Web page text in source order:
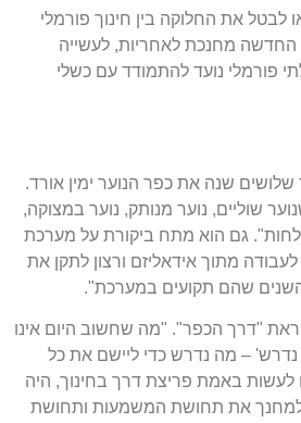
לבטל את החלוקה בין חינוך פורמלי
החדשה מחנכת לאחריות, לעשייה
פורמלי נועד להתמודד עם כשלי
שנה את כפר הנוער ימין אורד.
שוליים, נוער מנותק, נוער במצוקה,
גם הוא מתח ביקורת על מערכת
מתוך אידאליזם ורצון לתקן את
שהם תקועים במערכת".
"דרך הכפר". "מה שחשוב היום אינו
– מה נדרש כדי ליישם את כל
לעשות באמת פריצת דרך בחינוך, היה
למחנך את תחושת המשמעות ותחושת